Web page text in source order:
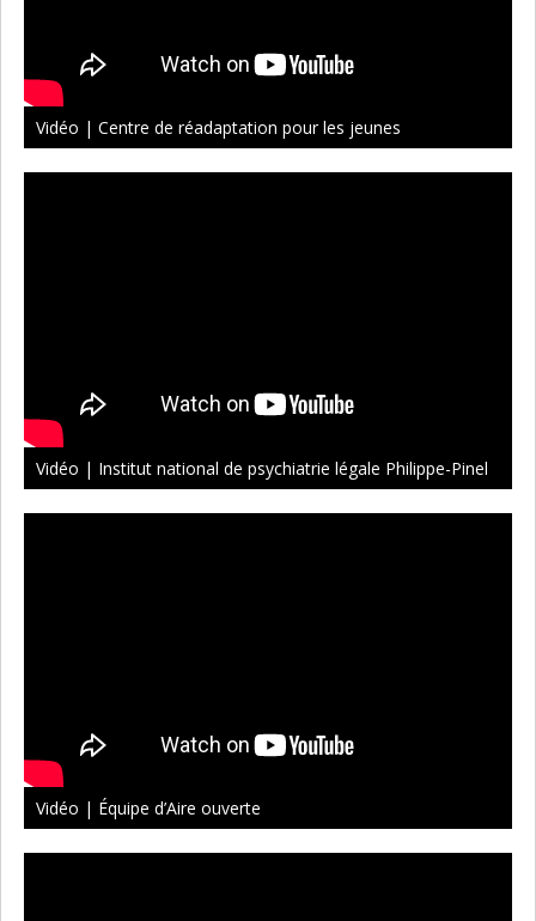
Vidéo | Centre de réadaptation pour les jeunes
Vidéo | Institut national de psychiatrie légale Philippe-Pinel
Vidéo | Équipe d’Aire ouverte